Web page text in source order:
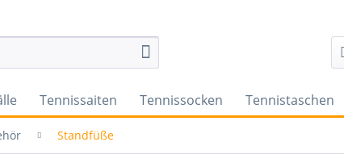
Tennissaiten Tennissocken Tennistaschen
Standfüße